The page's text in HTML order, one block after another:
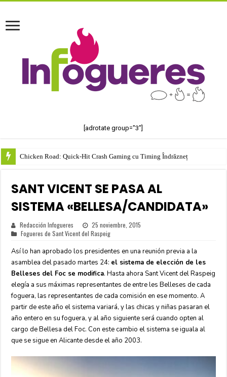
[adrotate group="3"]
Chicken Road: Quick‑Hit Crash Gaming cu Timing Îndrăzneț
SANT VICENT SE PASA AL
SISTEMA «BELLESA/CANDIDATA»
Redacción Infogueres
25 noviembre, 2015
Fogueres de Sant Vicent del Raspeig
Así lo han aprobado los presidentes en una reunión previa a la
asamblea del pasado martes 24: el sistema de elección de les
Belleses del Foc se modifica. Hasta ahora Sant Vicent del Raspeig
elegía a sus máximas representantes de entre les Belleses de cada
foguera, las representantes de cada comisión en ese momento. A
partir de este año el sistema variará, y las chicas y niñas pasaran el
año entero en su foguera, y al año siguiente será cuando opten al
cargo de Bellesa del Foc. Con este cambio el sistema se iguala al
que se sigue en Alicante desde el año 2003.